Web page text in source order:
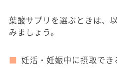
葉酸サプリを選ぶときは、
みましょう。
妊活・妊娠中に摂取でき